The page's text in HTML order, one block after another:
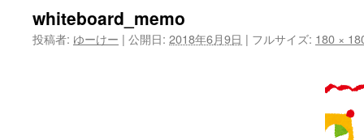
ツ
へ
whiteboard_memo
投稿者: ゆーけー | 公開日: 2018年6月9日 | フルサイズ: 180 ×